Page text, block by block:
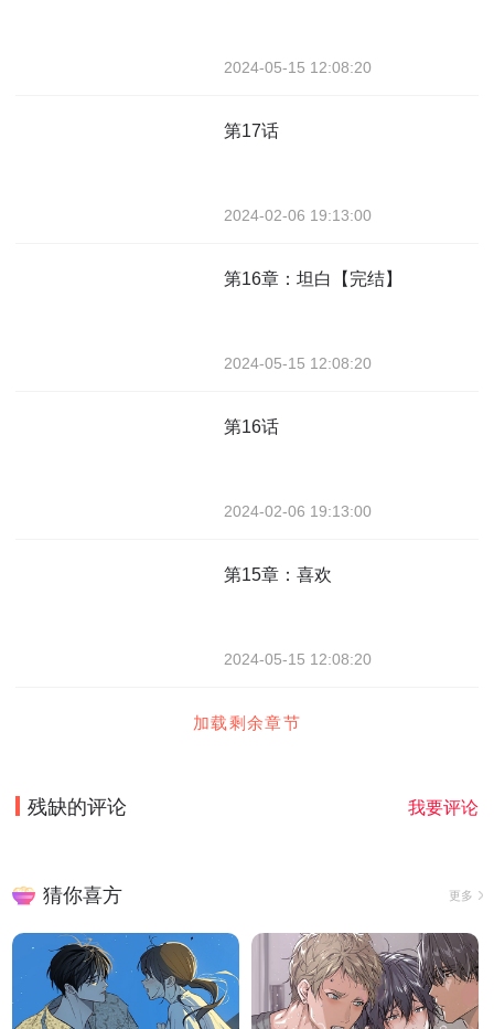
2024-05-15 12:08:20
第17话
2024-02-06 19:13:00
第16章：坦白【完结】
2024-05-15 12:08:20
第16话
2024-02-06 19:13:00
第15章：喜欢
2024-05-15 12:08:20
加载剩余章节
残缺的评论 我要评论
猜你喜方 更多